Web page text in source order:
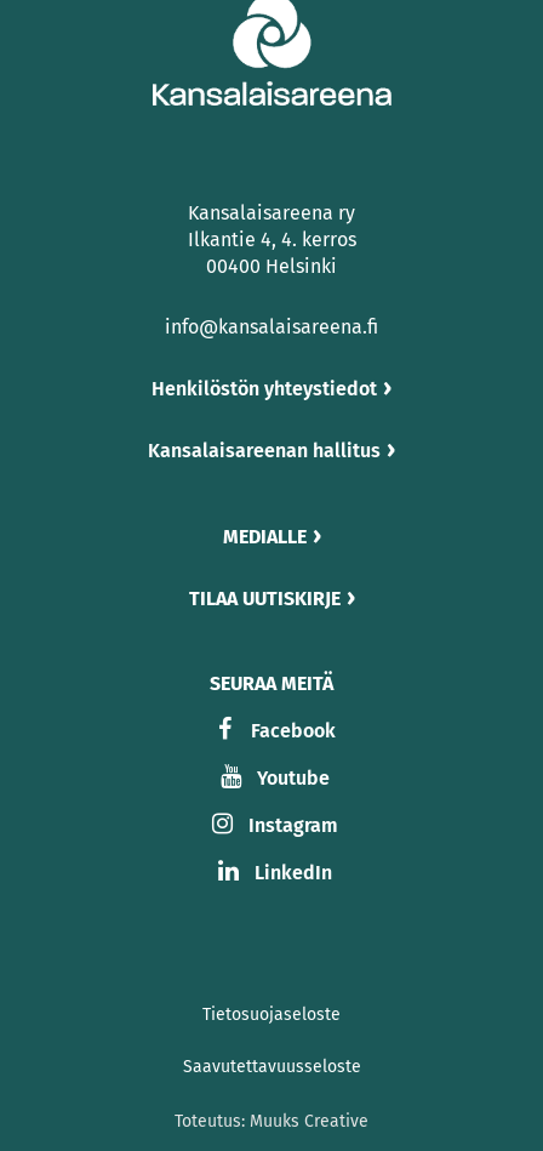
Kansalaisareena ry
Ilkantie 4, 4. kerros
00400 Helsinki
info@kansalaisareena.fi
Henkilöstön yhteystiedot
Kansalaisareenan hallitus
MEDIALLE
TILAA UUTISKIRJE
SEURAA MEITÄ
Facebook
Youtube
Instagram
LinkedIn
Tietosuojaseloste
Saavutettavuusseloste
Toteutus: Muuks Creative